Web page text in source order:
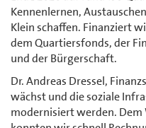
Kennenlernen,
Klein schaffen. Finanziert
dem Quartiersfonds, der
und der Bürgerschaft.
Dr. Andreas Dressel,
wächst und die soziale
modernisiert werden. Dem